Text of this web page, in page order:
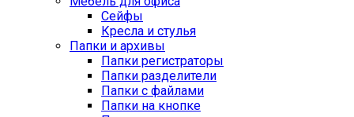
Сейфы
Кресла и стулья
Папки и архивы
Папки регистраторы
Папки разделители
Папки с файлами
Папки на кнопке